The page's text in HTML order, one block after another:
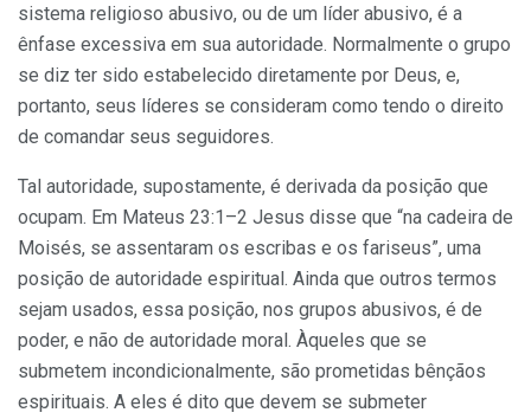
sistema religioso abusivo, ou de um líder abusivo, é a
ênfase excessiva em sua autoridade. Normalmente o grupo
se diz ter sido estabelecido diretamente por Deus, e,
portanto, seus líderes se consideram como tendo o direito
de comandar seus seguidores.
Tal autoridade, supostamente, é derivada da posição que
ocupam. Em Mateus 23:1–2 Jesus disse que “na cadeira de
Moisés, se assentaram os escribas e os fariseus”, uma
posição de autoridade espiritual. Ainda que outros termos
sejam usados, essa posição, nos grupos abusivos, é de
poder, e não de autoridade moral. Àqueles que se
submetem incondicionalmente, são prometidas bênçãos
espirituais. A eles é dito que devem se submeter